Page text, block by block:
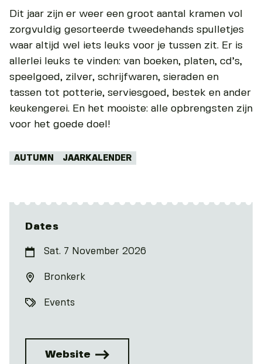
Dit jaar zijn er weer een groot aantal kramen vol
zorgvuldig gesorteerde tweedehands spulletjes
waar altijd wel iets leuks voor je tussen zit. Er is
allerlei leuks te vinden: van boeken, platen, cd’s,
speelgoed, zilver, schrijfwaren, sieraden en
tassen tot potterie, serviesgoed, bestek en ander
keukengerei. En het mooiste: alle opbrengsten zijn
voor het goede doel!
Tags:
AUTUMN JAARKALENDER
Dates
Sat. 7 November 2026
Bronkerk
Events
Website